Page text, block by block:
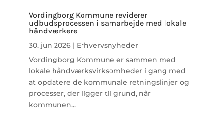
Vordingborg Kommune reviderer
udbudsprocessen i samarbejde med lokale
håndværkere
30. jun 2026 | Erhvervsnyheder
Vordingborg Kommune er sammen med
lokale håndværksvirksomheder i gang med
at opdatere de kommunale retningslinjer og
processer, der ligger til grund, når
kommunen...